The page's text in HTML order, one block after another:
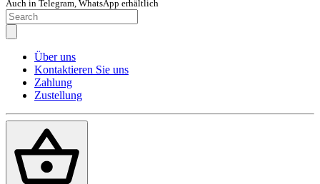
Auch in Telegram, WhatsApp erhältlich
Über uns
Kontaktieren Sie uns
Zahlung
Zustellung